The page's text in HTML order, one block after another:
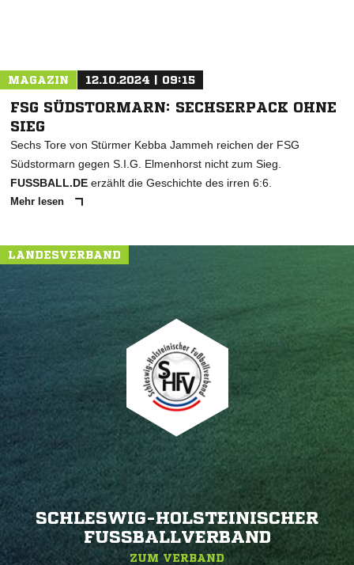
MAGAZIN 12.10.2024 | 09:15
FSG SÜDSTORMARN: SECHSERPACK OHNE
SIEG
Sechs Tore von Stürmer Kebba Jammeh reichen der FSG
Südstormarn gegen S.I.G. Elmenhorst nicht zum Sieg.
FUSSBALL.DE erzählt die Geschichte des irren 6:6.
Mehr lesen
LANDESVERBAND
SCHLESWIG-HOLSTEINISCHER
FUSSBALLVERBAND
ZUM VERBAND